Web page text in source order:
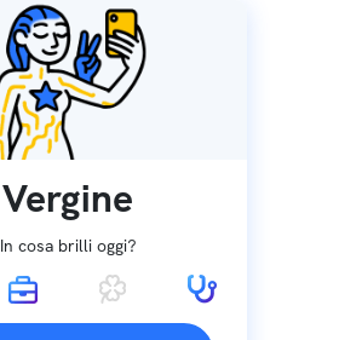
Vergine
In cosa brilli oggi?